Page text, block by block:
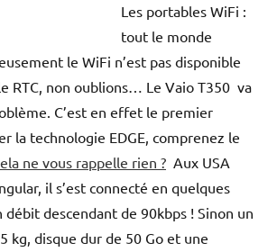
Les portables WiFi :
tout le monde
le WiFi n’est pas disponible
RTC, non oublions… Le Vaio T350 va
C’est en effet le premier
la technologie EDGE, comprenez le
ne vous rappelle rien ? Aux USA
il s’est connecté en quelques
débit descendant de 90kbps ! Sinon un
kg, disque dur de 50 Go et une